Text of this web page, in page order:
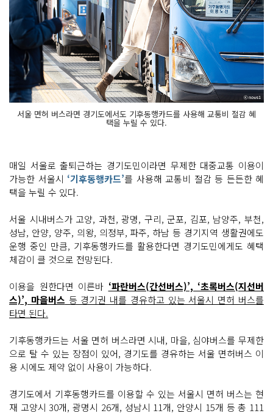
서울 면허 버스라면 경기도에서도 기후동행카드를 사용해 교통비 절감 혜
택을 누릴 수 있다.
매일 서울로 출퇴근하는 경기도민이라면 무제한 대중교통 이용이
가능한 서울시 ‘기후동행카드’를 사용해 교통비 절감 등 든든한 혜
택을 누릴 수 있다.
서울 시내버스가 고양, 과천, 광명, 구리, 군포, 김포, 남양주, 부천,
성남, 안양, 양주, 의왕, 의정부, 파주, 하남 등 경기지역 생활권에도
운행 중인 만큼, 기후동행카드를 활용한다면 경기도민에게도 혜택
체감이 클 것으로 전망된다.
이용을 원한다면 이른바 ‘파란버스(간선버스)’, ‘초록버스(지선버
스)’, 마을버스 등 경기권 내를 경유하고 있는 서울시 면허 버스를
타면 된다.
기후동행카드는 서울 면허 버스라면 시내, 마을, 심야버스를 무제한
으로 탈 수 있는 장점이 있어, 경기도를 경유하는 서울 면허버스 이
용 시에도 제약 없이 사용이 가능하다.
경기도에서 기후동행카드를 이용할 수 있는 서울시 면허 버스는 현
재 고양시 30개, 광명시 26개, 성남시 11개, 안양시 15개 등 총 111